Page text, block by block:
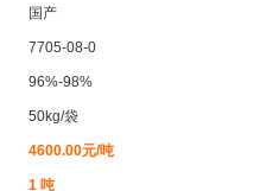
国产
7705-08-0
96%-98%
50kg/袋
4600.00元/吨
1 吨